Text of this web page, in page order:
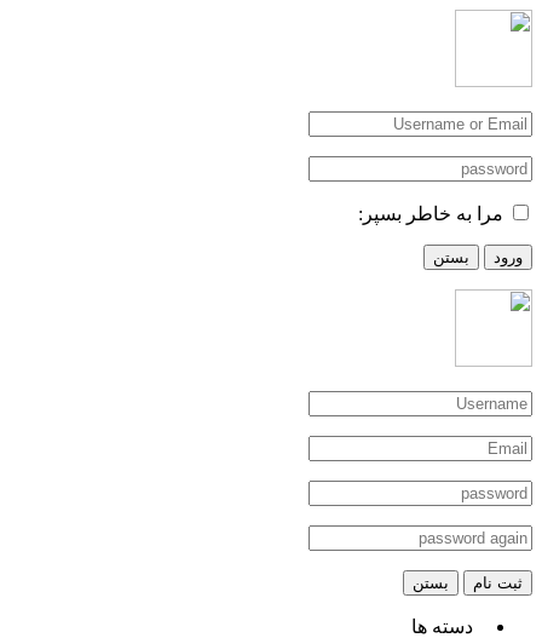
مرا به خاطر بسپر:
ورود بستن
ثبت نام بستن
دسته ها